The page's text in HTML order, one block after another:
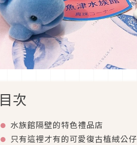
目次
水族館隔壁的特色禮品店
只有這裡才有的可愛復古植絨公仔